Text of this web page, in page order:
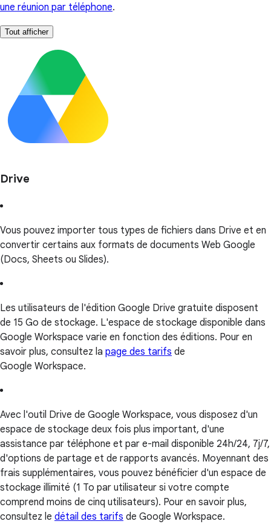
une réunion par téléphone.
Tout afficher
Drive
Vous pouvez importer tous types de fichiers dans Drive et en
convertir certains aux formats de documents Web Google
(Docs, Sheets ou Slides).
Les utilisateurs de l'édition Google Drive gratuite disposent
de 15 Go de stockage. L'espace de stockage disponible dans
Google Workspace varie en fonction des éditions. Pour en
savoir plus, consultez la page des tarifs de
Google Workspace.
Avec l'outil Drive de Google Workspace, vous disposez d'un
espace de stockage deux fois plus important, d'une
assistance par téléphone et par e-mail disponible 24h/24, 7j/7,
d'options de partage et de rapports avancés. Moyennant des
frais supplémentaires, vous pouvez bénéficier d'un espace de
stockage illimité (1 To par utilisateur si votre compte
comprend moins de cinq utilisateurs). Pour en savoir plus,
consultez le détail des tarifs de Google Workspace.